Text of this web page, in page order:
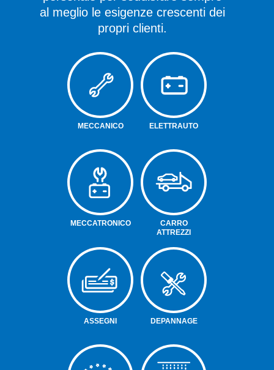
al meglio le esigenze crescenti dei
propri clienti.
MECCANICO ELETTRAUTO
MECCATRONICO
CARRO
ATTREZZI
ASSEGNI DEPANNAGE